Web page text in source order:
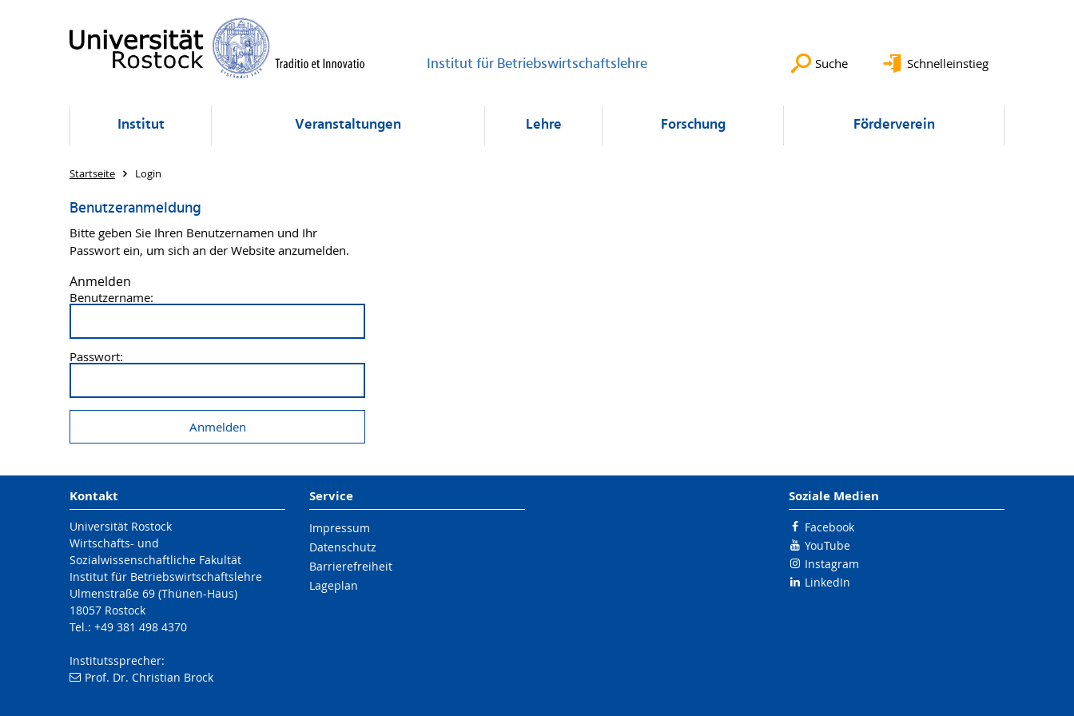
Institut für Betriebswirtschaftslehre Suche Schnelleinstieg
Institut Veranstaltungen Lehre Forschung Förderverein
Startseite Login
Benutzeranmeldung
Bitte geben Sie Ihren Benutzernamen und Ihr
Passwort ein, um sich an der Website anzumelden.
Anmelden
Benutzername:
Passwort:
Kontakt
Universität Rostock
Wirtschafts- und
Sozialwissenschaftliche Fakultät
Institut für Betriebswirtschaftslehre
Ulmenstraße 69 (Thünen-Haus)
18057 Rostock
Tel.: +49 381 498 4370
Institutssprecher:
Prof. Dr. Christian Brock
Service
Impressum
Datenschutz
Barrierefreiheit
Lageplan
Soziale Medien
Facebook
YouTube
Instagram
LinkedIn